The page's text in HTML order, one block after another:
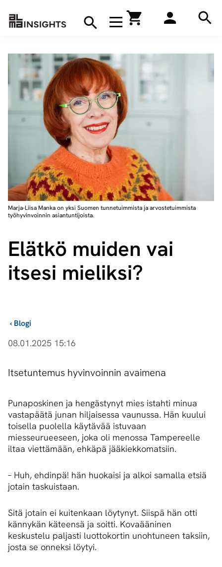
Avaa navigaatio
Hae
Marja-Liisa Manka on yksi Suomen tunnetuimmista ja arvostetuimmista
työhyvinvoinnin asiantuntijoista.
Elätkö muiden vai
itsesi mieliksi?
Blogi
›
08.01.2025 15:16
Itsetuntemus hyvinvoinnin avaimena
Punaposkinen ja hengästynyt mies istahti minua
vastapäätä junan hiljaisessa vaunussa. Hän kuului
toisella puolella käytävää istuvaan
miesseurueeseen, joka oli menossa Tampereelle
iltaa viettämään, ehkäpä jääkiekkomatsiin.
– Huh, ehdinpä! hän huokaisi ja alkoi samalla etsiä
jotain taskuistaan.
Sitä jotain ei kuitenkaan löytynyt. Siispä hän otti
kännykän käteensä ja soitti. Kovaääninen
keskustelu paljasti luottokortin unohtuneen taksiin,
josta se onneksi löytyi.